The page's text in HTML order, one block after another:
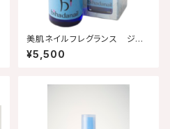
美肌ネイルフレグランス ジャ
スミン
¥5,500